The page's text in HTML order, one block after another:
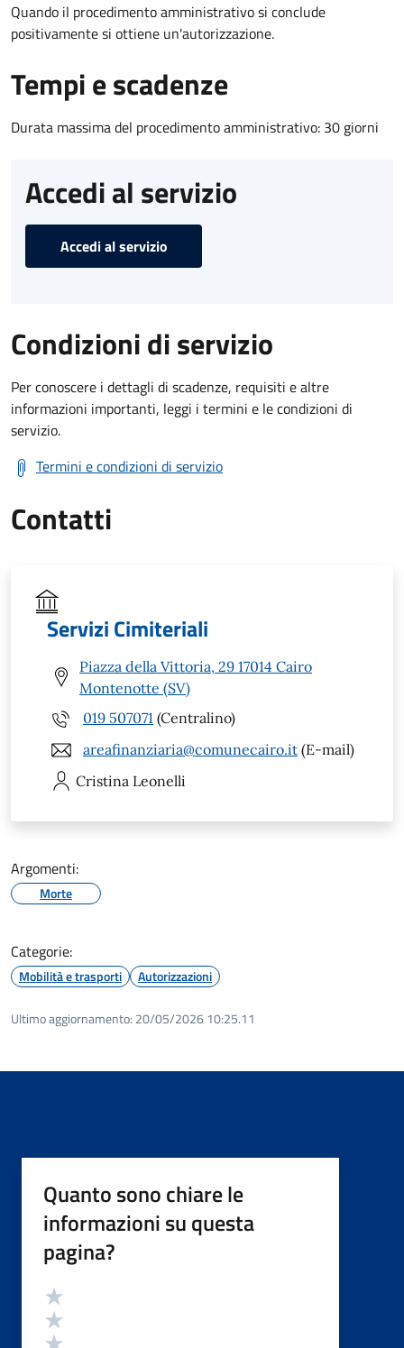
Quando il procedimento amministrativo si conclude
positivamente si ottiene un'autorizzazione.
Tempi e scadenze
Durata massima del procedimento amministrativo: 30 giorni
Accedi al servizio
Accedi al servizio
Condizioni di servizio
Per conoscere i dettagli di scadenze, requisiti e altre
informazioni importanti, leggi i termini e le condizioni di
servizio.
Termini e condizioni di servizio
Contatti
Servizi Cimiteriali
Piazza della Vittoria, 29 17014 Cairo
Montenotte (SV)
019 507071 (Centralino)
areafinanziaria@comunecairo.it (E-mail)
Cristina Leonelli
Argomenti:
Morte
Categorie:
Mobilità e trasporti Autorizzazioni
Ultimo aggiornamento: 20/05/2026 10:25.11
Quanto sono chiare le
informazioni su questa
pagina?
Valutazione